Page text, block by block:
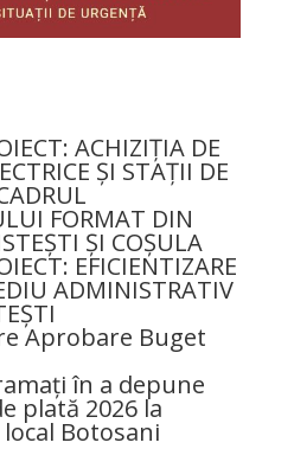
ACHIZIȚIA DE
ȘI STAȚII DE
FORMAT DIN
ȘI COȘULA
EFICIENTIZARE
ADMINISTRATIV
Aprobare Buget
în a depune
plată 2026 la
Botosani